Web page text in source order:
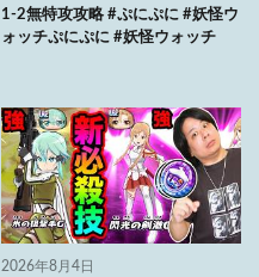
1-2無特攻攻略 #ぷにぷに #妖怪ウ
ォッチぷにぷに #妖怪ウォッチ
2026年8月4日